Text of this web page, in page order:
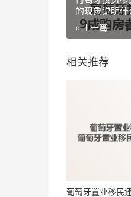
的现象说明什
« 上一篇
相关推荐
葡萄牙置业移民